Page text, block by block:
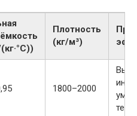
Плотность
(кг/м³)
1800–2000